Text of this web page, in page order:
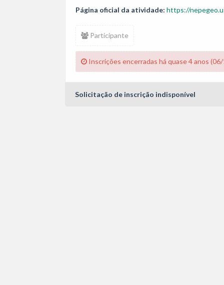
Página oficial da atividade: https://
Participante
Inscrições encerradas há quase 4 anos
Solicitação de inscrição indisponível